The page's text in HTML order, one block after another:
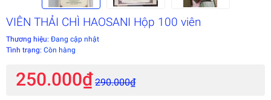
VIÊN THẢI CHÌ HAOSANI Hộp 100 viên
Thương hiệu: Đang cập nhật
Tình trạng: Còn hàng
250.000₫ 290.000₫